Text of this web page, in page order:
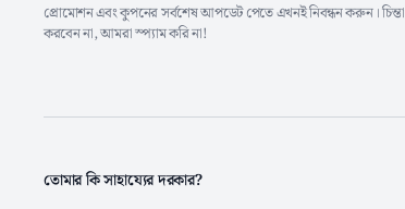
প্রোমোশন এবং কুপনের সর্বশেষ আপডেট পেতে এখনই নিবন্ধন করুন। চিন্তা
করবেন না, আমরা স্প্যাম করি না!
তোমার কি সাহায্যের দরকার?